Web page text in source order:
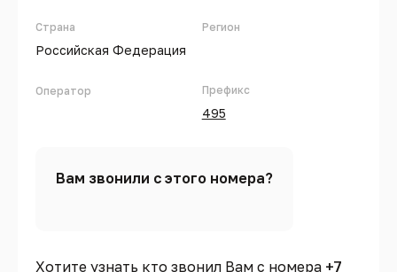
Страна
Российская Федерация
Оператор
Регион
Префикс
495
Вам звонили с этого номера?
Хотите узнать кто звонил Вам с номера +7